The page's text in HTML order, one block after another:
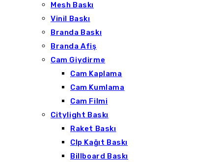
Mesh Baskı
Vinil Baskı
Branda Baskı
Branda Afiş
Cam Giydirme
Cam Kaplama
Cam Kumlama
Cam Filmi
Citylight Baskı
Raket Baskı
Clp Kağıt Baskı
Billboard Baskı